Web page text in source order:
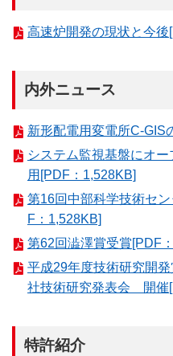
高速炉開発の現状と今後
内外ニュース
新形配電用変電所C-GIS
システム監視基盤にオ
用[PDF：1,528KB]
第16回中部科学技術セ
F：1,528KB]
第62回澁澤賞受賞[PDF
平成29年度技術研究開
社技術研究発表会 開催
特許紹介